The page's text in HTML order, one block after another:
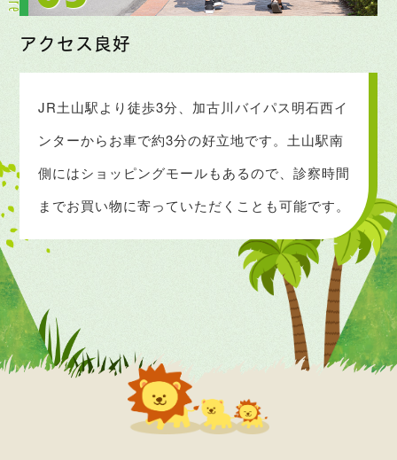
アクセス良好
JR土山駅より徒歩3分、加古川バイパス明石西イ
ンターからお車で約3分の好立地です。 土山駅南
側にはショッピングモールもあるので、 診察時間
までお買い物に寄っていただくことも可能です。